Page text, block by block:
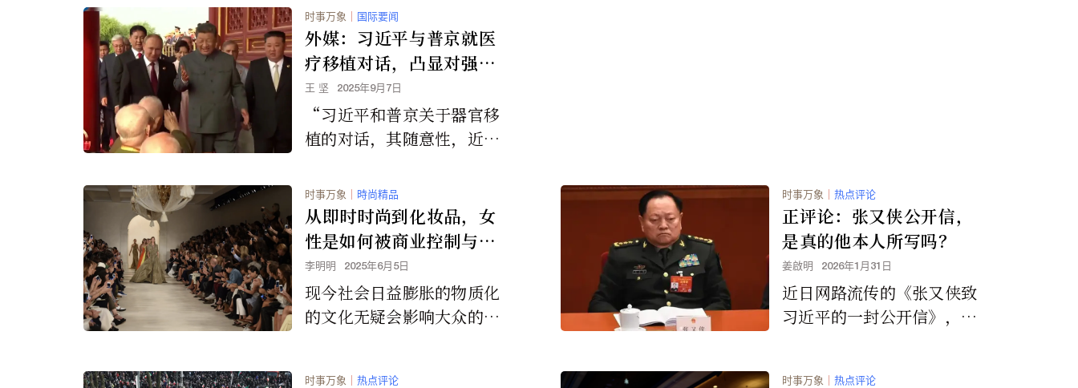
口之家最高可获约1000美
元补助。
时事万象 ｜ 国际要闻
外媒：习近平与普京就医
疗移植对话，凸显对强制
摘取器官的担忧
王 坚 2025年9月7日
“习近平和普京关于器官移
植的对话，其随意性，近乎
必须坚决迅速地采取行动，
调查并彻底终止这种野蛮的
强制摘取器官的做法，”史
密斯先生说。
时事万象 ｜ 時尚精品
从即时时尚到化妆品，女
性是如何被商业控制与剥
削的！
李明明 2025年6月5日
现今社会日益膨胀的物质化
的文化无疑会影响大众的消
时事万象 ｜ 热点评论
正评论：张又侠公开信，
是真的他本人所写吗？
姜啟明 2026年1月31日
近日网路流传的《张又侠致
习近平的一封公开信》，虽
时事万象 ｜ 热点评论 时事万象 ｜ 热点评论